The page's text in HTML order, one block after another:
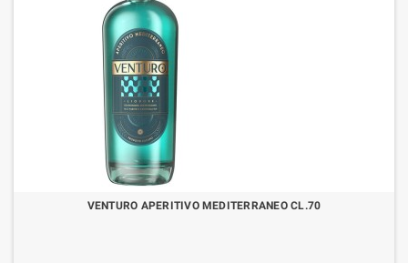
VENTURO APERITIVO MEDITERRANEO CL.70